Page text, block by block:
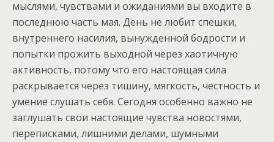
мыслями, чувствами и ожиданиями вы входите в
последнюю часть мая. День не любит спешки,
внутреннего насилия, вынужденной бодрости и
попытки прожить выходной через хаотичную
активность, потому что его настоящая сила
раскрывается через тишину, мягкость, честность и
умение слушать себя. Сегодня особенно важно не
заглушать свои настоящие чувства новостями,
переписками, лишними делами, шумными